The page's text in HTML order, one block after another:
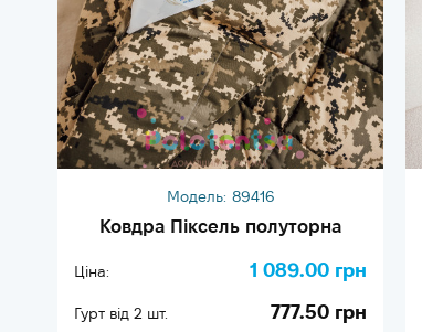
Модель: 89416
Ковдра Піксель полуторна
Ціна: 1 089.00 грн
Гурт від 2 шт. 777.50 грн